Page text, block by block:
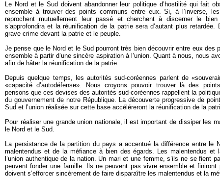
Le Nord et le Sud doivent abandonner leur politique d’hostilité qui fait
ensemble à trouver des points communs entre eux. Si, à l’inverse,
reprochent mutuellement leur passé et cherchent à discerner le
s’approfondira et la réunification de la patrie sera d’autant plus
grave crime devant la patrie et le peuple.
Je pense que le Nord et le Sud pourront très bien découvrir entre eux des
ensemble à partir d’une sincère aspiration à l’union. Quant à nous, nous
afin de hâter la réunification de la patrie.
Depuis quelque temps, les autorités sud-coréennes parlent de
«capacité d’autodéfense». Nous croyons pouvoir trouver là des
pensons que ces devises des autorités sud-coréennes rappellent la
du gouvernement de notre République. La découverte progressive de
Sud et l’union réalisée sur cette base accéléreront la réunification de la
Pour réaliser une grande union nationale, il est important de dissiper les
le Nord et le Sud.
La persistance de la partition du pays a accentué la différence entre le
malentendus et de la méfiance à bien des égards. Les malentendus et
l’union authentique de la nation. Un mari et une femme, s’ils ne se fient
peuvent fonder une famille. Ils ne peuvent pas vivre ensemble et
doivent s’efforcer sincèrement de faire disparaître les malentendus et la